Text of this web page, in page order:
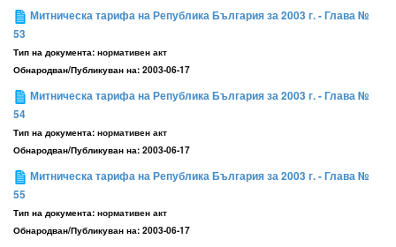
Митническа тарифа на Република България за 2003 г. - Глава №
53
Тип на документа: нормативен акт
Обнародван/Публикуван на: 2003-06-17
Митническа тарифа на Република България за 2003 г. - Глава №
54
Тип на документа: нормативен акт
Обнародван/Публикуван на: 2003-06-17
Митническа тарифа на Република България за 2003 г. - Глава №
55
Тип на документа: нормативен акт
Обнародван/Публикуван на: 2003-06-17